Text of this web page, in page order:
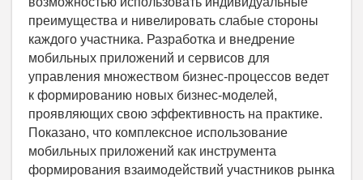
преимущества и нивелировать слабые стороны
каждого участника. Разработка и внедрение
мобильных приложений и сервисов для
управления множеством бизнес-процессов ведет
к формированию новых бизнес-моделей,
проявляющих свою эффективность на практике.
Показано, что комплексное использование
мобильных приложений как инструмента
формирования взаимодействий участников рынка